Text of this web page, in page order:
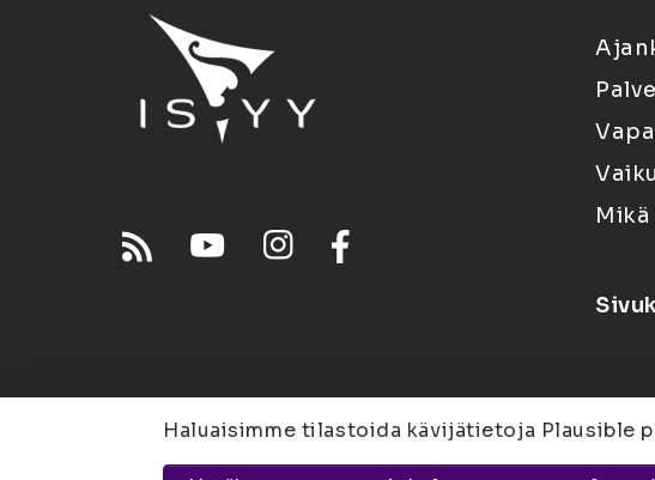
Mikä
Haluaisimme tilastoida kävijätietoja Plausible